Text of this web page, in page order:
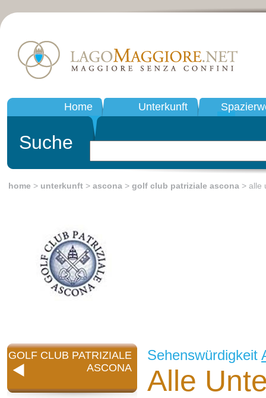
Home Unterkunft
Suche
home > unterkunft > ascona > golf club patriziale ascona > alle
GOLF CLUB PATRIZIALE
ASCONA
Sehenswürdigkeit
Alle